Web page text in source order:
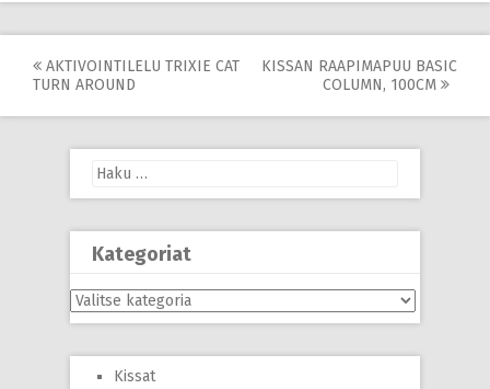
Post
AKTIVOINTILELU TRIXIE CAT
TURN AROUND
KISSAN RAAPIMAPUU BASIC
COLUMN, 100CM
Haku:
Kategoriat
Kategoriat
Kissat